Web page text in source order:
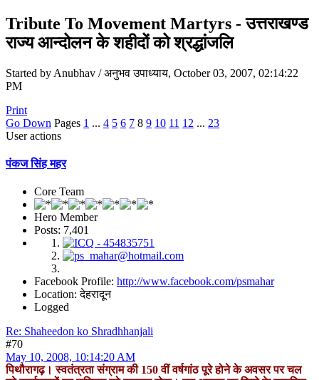
Tribute To Movement Martyrs - उत्तराखण्ड
राज्य आन्दोलन के शहीदों को श्रद्धांजलि
Started by Anubhav / अनुभव उपाध्याय, October 03, 2007, 02:14:22
PM
Print
Go Down Pages 1 ... 4 5 6 7 8 9 10 11 12 ... 23
User actions
पंकज सिंह महर
Core Team
Hero Member
Posts: 7,401
Facebook Profile: http://www.facebook.com/psmahar
Location: देहरादून
Logged
Re: Shaheedon ko Shradhhanjali
#70
May 10, 2008, 10:14:20 AM
पिथौरागढ़। स्वतंत्रता संग्राम की 150 वीं वर्षगांठ पूरे होने के अवसर पर चल